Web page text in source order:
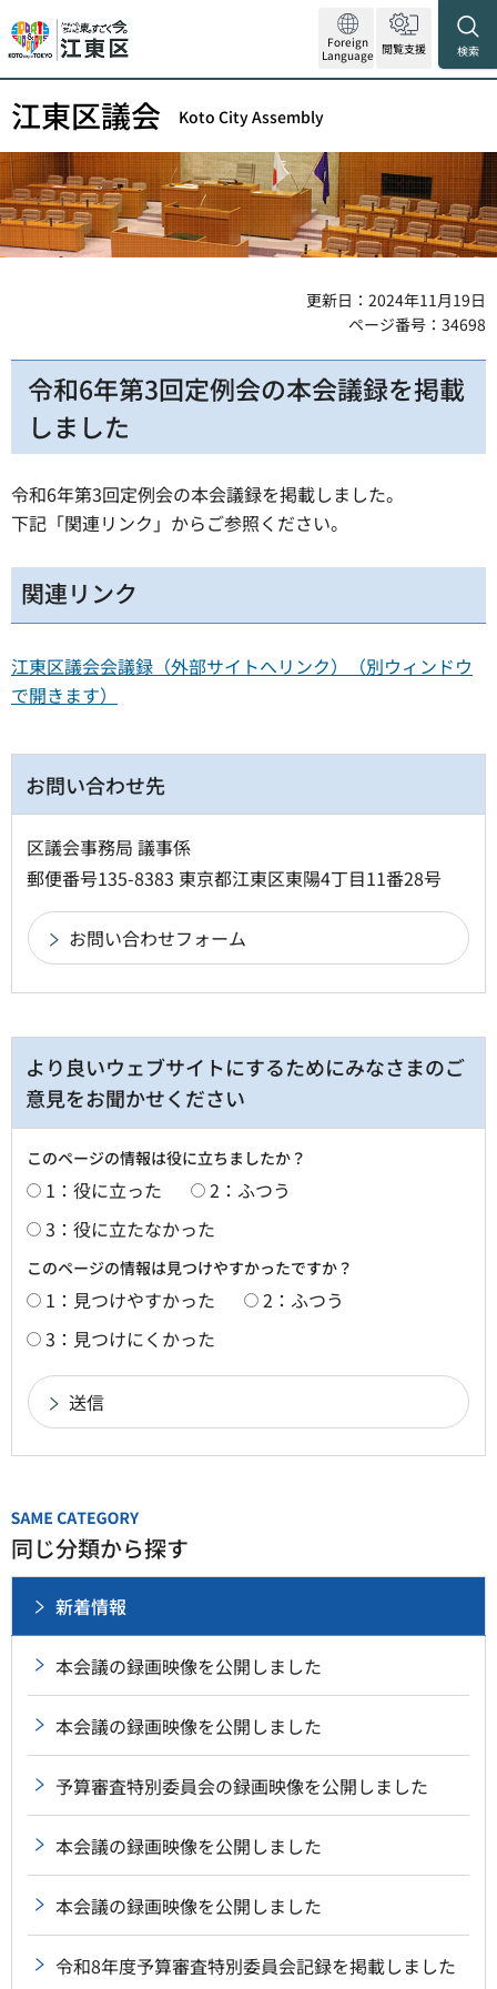
Foreign
Language 閲覧支援 検索
江東区議会 Koto City Assembly
更新日：2024年11月19日
ページ番号：34698
令和6年第3回定例会の本会議録を掲載
しました
令和6年第3回定例会の本会議録を掲載しました。
下記「関連リンク」からご参照ください。
関連リンク
江東区議会会議録（外部サイトへリンク）（別ウィンドウ
で開きます）
お問い合わせ先
区議会事務局 議事係
郵便番号135-8383 東京都江東区東陽4丁目11番28号
より良いウェブサイトにするためにみなさまのご
意見をお聞かせください
このページの情報は役に立ちましたか？
1：役に立った
2：ふつう
3：役に立たなかった
このページの情報は見つけやすかったですか？
1：見つけやすかった
2：ふつう
3：見つけにくかった
同じ分類から探す
新着情報
本会議の録画映像を公開しました
本会議の録画映像を公開しました
予算審査特別委員会の録画映像を公開しました
本会議の録画映像を公開しました
本会議の録画映像を公開しました
令和8年度予算審査特別委員会記録を掲載しました